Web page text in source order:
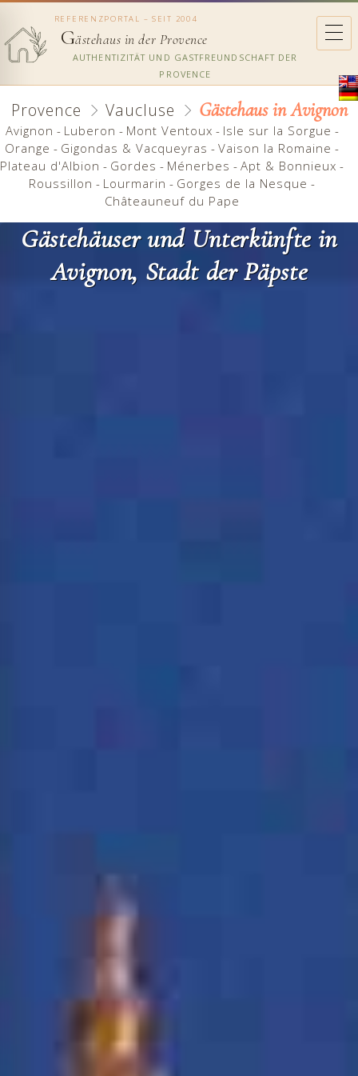
REFERENZPORTAL – SEIT 2004
Gästehaus in der Provence
AUTHENTIZITÄT UND GASTFREUNDSCHAFT DER
PROVENCE
Provence Vaucluse Gästehaus in Avignon
Avignon - Luberon - Mont Ventoux - Isle sur la Sorgue -
Orange - Gigondas & Vacqueyras -Vaison la Romaine -
Plateau d'Albion - Gordes - Ménerbes -Apt & Bonnieux -
Roussillon - Lourmarin - Gorges de la Nesque -
Châteauneuf du Pape
Gästehäuser und Unterkünfte in
Avignon, Stadt der Päpste